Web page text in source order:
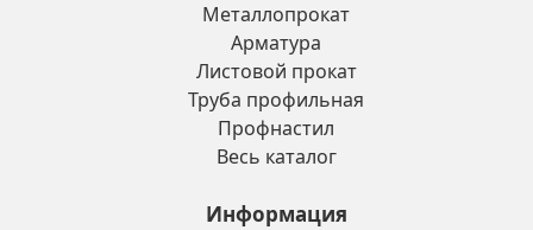
Металлопрокат
Арматура
Листовой прокат
Труба профильная
Профнастил
Весь каталог
Информация